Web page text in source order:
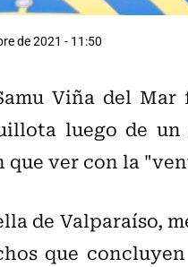
de 2021 - 11:50
Viña del
luego de
ver con la
de Valparaíso,
que